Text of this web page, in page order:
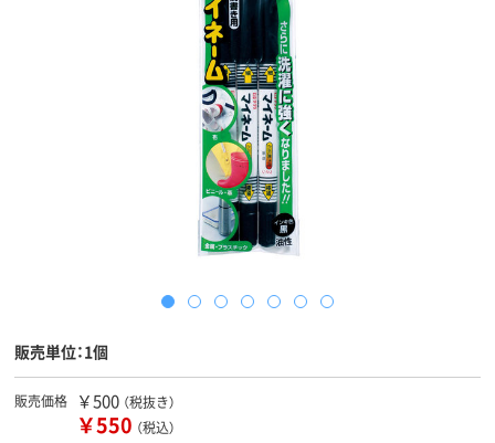
販売単位：1個
販売価格 ￥500 （税抜き）
￥550 （税込）